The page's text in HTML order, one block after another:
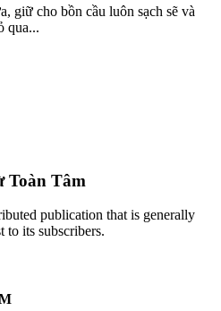
giữ cho bồn cầu luôn sạch sẽ và
qua...
Toàn Tâm
publication that is generally
to its subscribers.